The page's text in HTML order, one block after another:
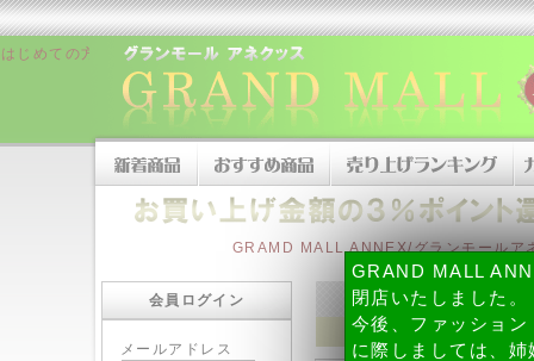
はじめての方へ |販売者について|お支払い方法について
GRAMD MALL ANNEX/グランモールア
会員ログイン
メールアドレス
GRAND MALL
閉店いたしました。
今後、ファッショ
に際しましては、